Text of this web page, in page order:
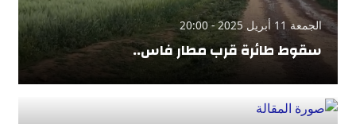
الجمعة 11 أبريل 2025 - 20:00
سقوط طائرة قرب مطار فاس..